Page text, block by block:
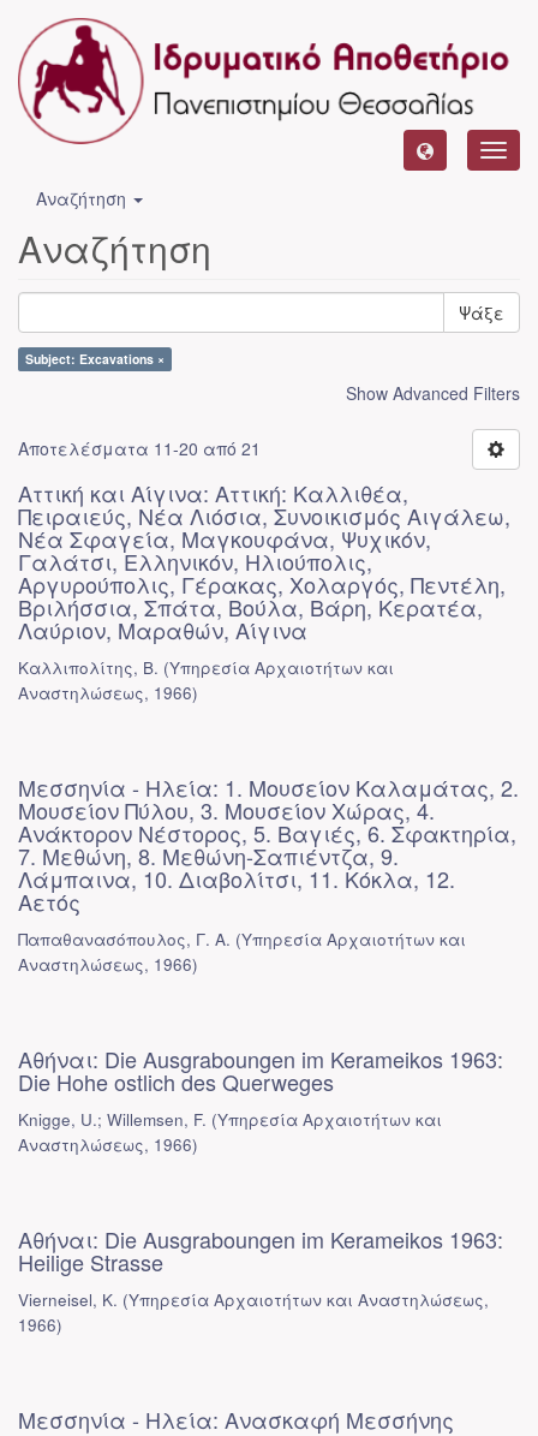
Αναζήτηση
Αναζήτηση
Ψάξε
Subject: Excavations ×
Show Advanced Filters
Αποτελέσματα 11-20 από 21
Αττική και Αίγινα: Αττική: Καλλιθέα,
Πειραιεύς, Νέα Λιόσια, Συνοικισμός Αιγάλεω,
Νέα Σφαγεία, Μαγκουφάνα, Ψυχικόν,
Γαλάτσι, Ελληνικόν, Ηλιούπολις,
Αργυρούπολις, Γέρακας, Χολαργός, Πεντέλη,
Βριλήσσια, Σπάτα, Βούλα, Βάρη, Κερατέα,
Λαύριον, Μαραθών, Αίγινα
Καλλιπολίτης, Β. (Υπηρεσία Αρχαιοτήτων και
Αναστηλώσεως, 1966)
Μεσσηνία - Ηλεία: 1. Μουσείον Καλαμάτας, 2.
Μουσείον Πύλου, 3. Μουσείον Χώρας, 4.
Ανάκτορον Νέστορος, 5. Βαγιές, 6. Σφακτηρία,
7. Μεθώνη, 8. Μεθώνη-Σαπιέντζα, 9.
Λάμπαινα, 10. Διαβολίτσι, 11. Κόκλα, 12.
Αετός
Παπαθανασόπουλος, Γ. Α. (Υπηρεσία Αρχαιοτήτων και
Αναστηλώσεως, 1966)
Αθήναι: Die Ausgraboungen im Kerameikos 1963:
Die Hohe ostlich des Querweges
Knigge, U.; Willemsen, F. (Υπηρεσία Αρχαιοτήτων και
Αναστηλώσεως, 1966)
Αθήναι: Die Ausgraboungen im Kerameikos 1963:
Heilige Strasse
Vierneisel, K. (Υπηρεσία Αρχαιοτήτων και Αναστηλώσεως,
1966)
Μεσσηνία - Ηλεία: Ανασκαφή Μεσσήνης